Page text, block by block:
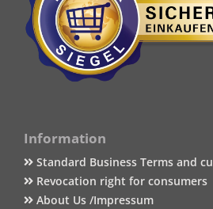
Information
Standard Business Terms and
Revocation right for consumers
About Us /Impressum